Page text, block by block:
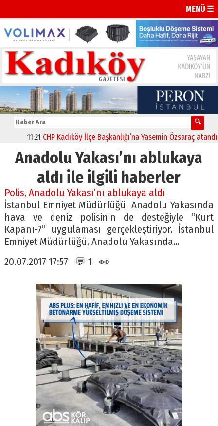
MENÜ ☰
11:21 CHP Kadıköy İlçe Başkanlığı’na Yasemin Özsaraç atandı
Anadolu Yakası’nı ablukaya
aldı ile ilgili haberler
Polis, Anadolu Yakası’nı ablukaya aldı
İstanbul Emniyet Müdürlüğü, Anadolu Yakasında
hava ve deniz polisinin de desteğiyle “Kurt
Kapanı-7” uygulaması gerçekleştiriyor. İstanbul
Emniyet Müdürlüğü, Anadolu Yakasında…
20.07.2017 17:57 💬 1 👀